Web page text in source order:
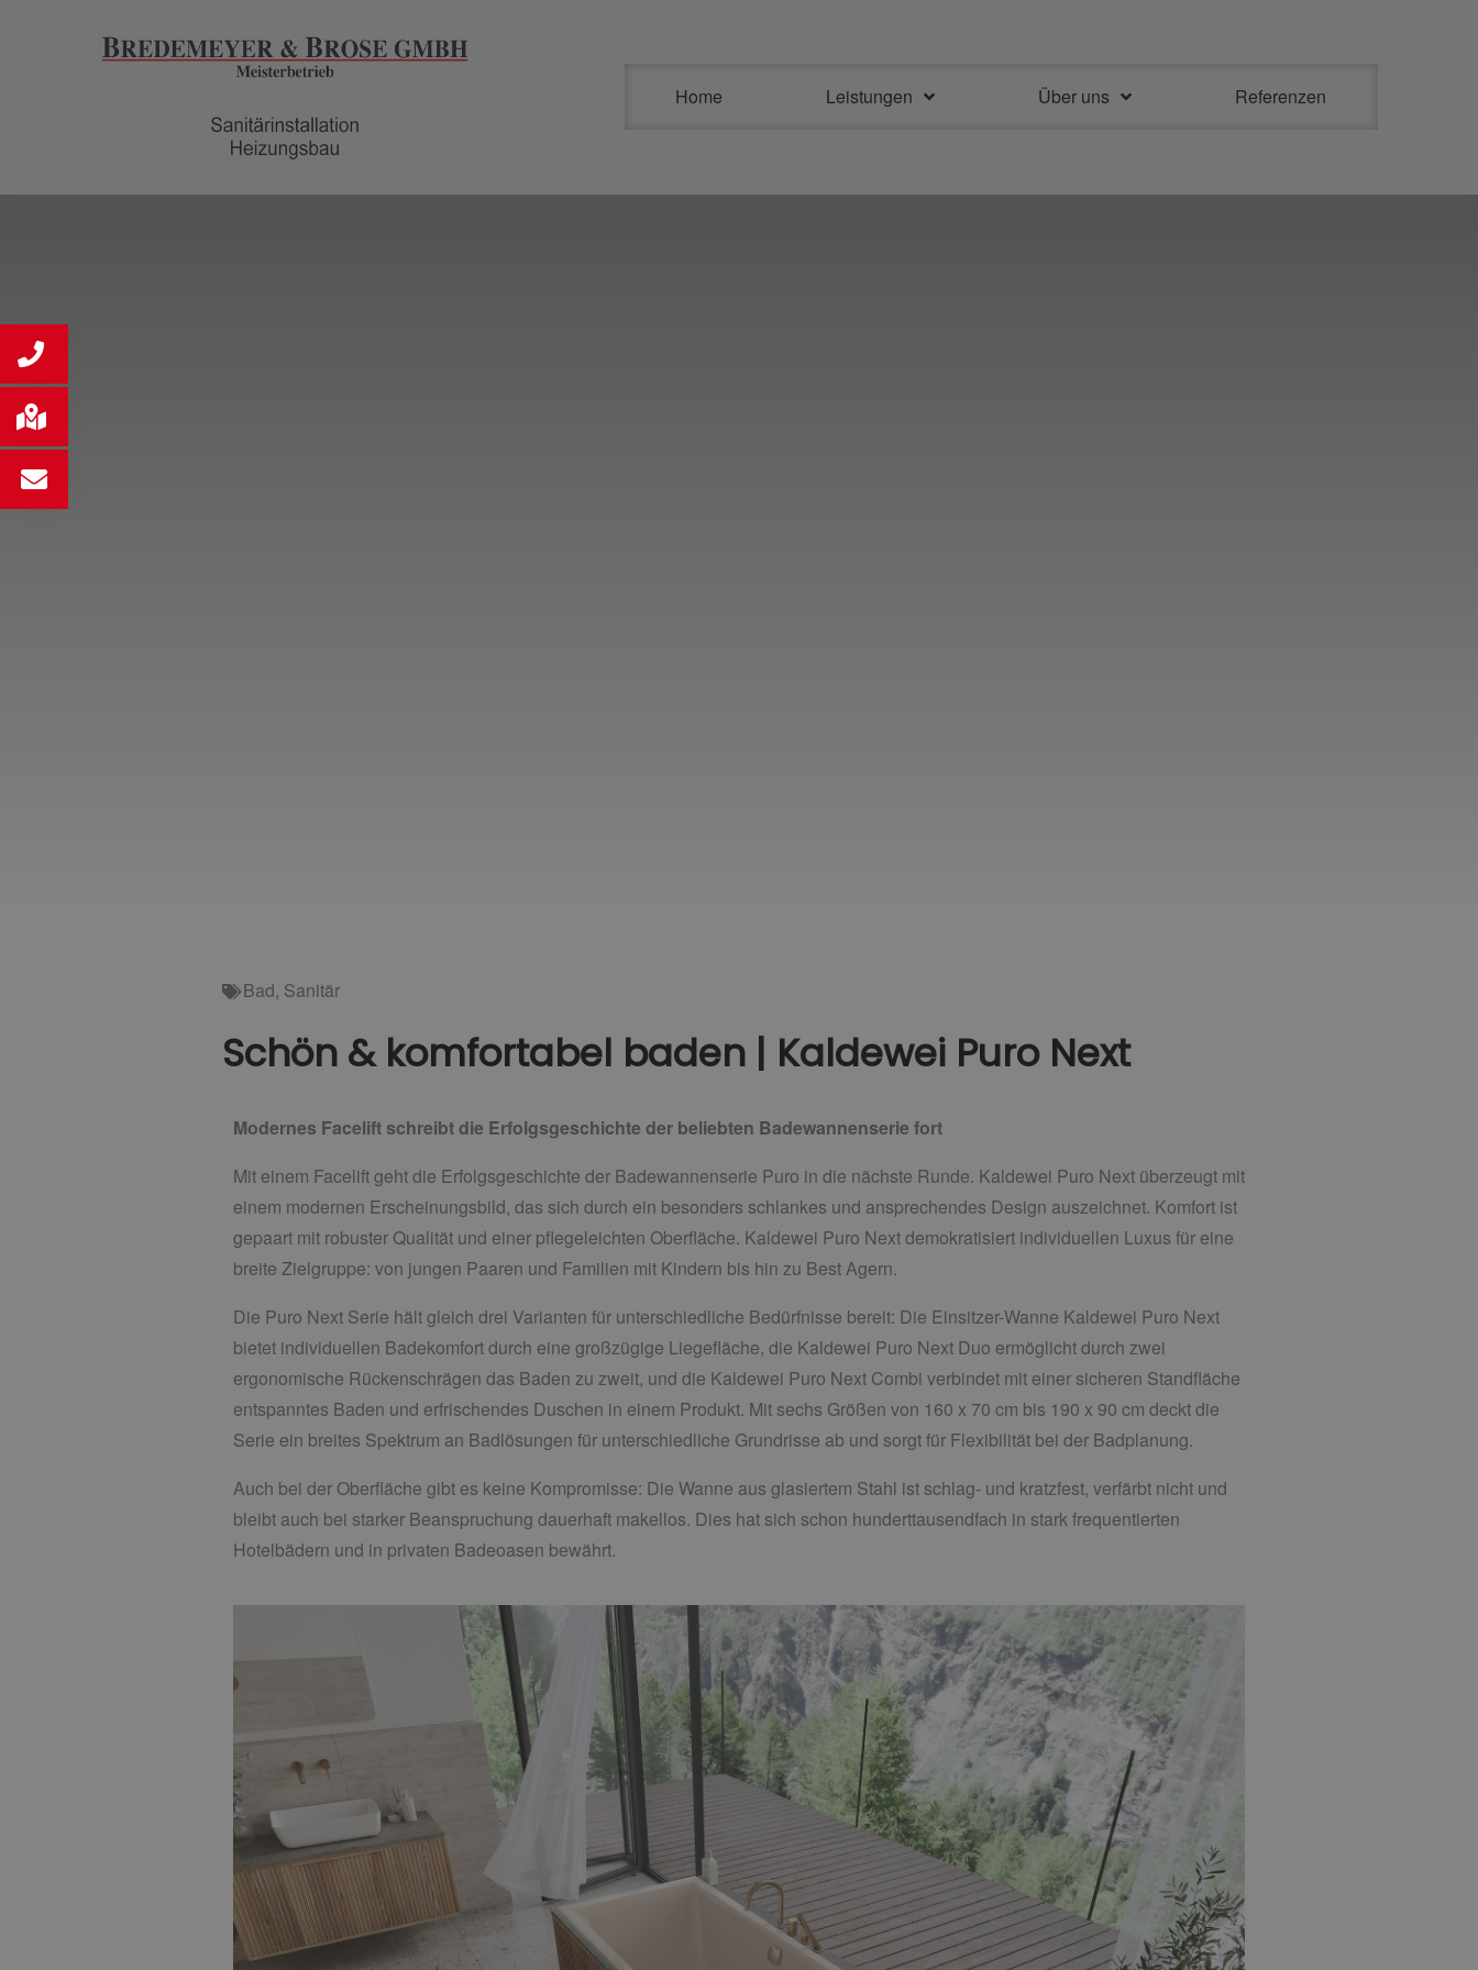
Home Leistungen Über uns Referenzen
Bad, Sanitär
Schön & komfortabel baden | Kaldewei Puro Next
Modernes Facelift schreibt die Erfolgsgeschichte der beliebten Badewannenserie fort
Mit einem Facelift geht die Erfolgsgeschichte der Badewannenserie Puro in die nächste Runde. Kaldewei Puro Next überzeugt mit
einem modernen Erscheinungsbild, das sich durch ein besonders schlankes und ansprechendes Design auszeichnet. Komfort ist
gepaart mit robuster Qualität und einer pflegeleichten Oberfläche. Kaldewei Puro Next demokratisiert individuellen Luxus für eine
breite Zielgruppe: von jungen Paaren und Familien mit Kindern bis hin zu Best Agern.
Die Puro Next Serie hält gleich drei Varianten für unterschiedliche Bedürfnisse bereit: Die Einsitzer-Wanne Kaldewei Puro Next
bietet individuellen Badekomfort durch eine großzügige Liegefläche, die Kaldewei Puro Next Duo ermöglicht durch zwei
ergonomische Rückenschrägen das Baden zu zweit, und die Kaldewei Puro Next Combi verbindet mit einer sicheren Standfläche
entspanntes Baden und erfrischendes Duschen in einem Produkt. Mit sechs Größen von 160 x 70 cm bis 190 x 90 cm deckt die
Serie ein breites Spektrum an Badlösungen für unterschiedliche Grundrisse ab und sorgt für Flexibilität bei der Badplanung.
Auch bei der Oberfläche gibt es keine Kompromisse: Die Wanne aus glasiertem Stahl ist schlag- und kratzfest, verfärbt nicht und
bleibt auch bei starker Beanspruchung dauerhaft makellos. Dies hat sich schon hunderttausendfach in stark frequentierten
Hotelbädern und in privaten Badeoasen bewährt.